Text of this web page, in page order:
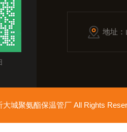
地址
大城聚氨酯保温管厂 All Rights